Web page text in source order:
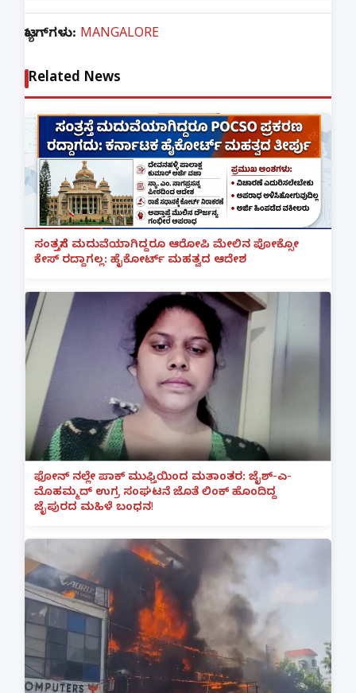
ಟ್ಯಾಗ್‌ಗಳು: MANGALORE
Related News
ಸಂತ್ರಸ್ತೆಗೆ ಮದುವೆಯಾಗಿದ್ದರೂ ಆರೋಪಿ ಮೇಲಿನ ಪೋಕ್ಸೋ
ಕೇಸ್ ರದ್ದಾಗಲ್ಲ: ಹೈಕೋರ್ಟ್ ಮಹತ್ವದ ಆದೇಶ
ಫೋನ್ ನಲ್ಲೇ ಪಾಕ್ ಮುಫ್ತಿಯಿಂದ ಮತಾಂತರ: ಜೈಶ್-ಎ-
ಮೊಹಮ್ಮದ್ ಉಗ್ರ ಸಂಘಟನೆ ಜೊತೆ ಲಿಂಕ್ ಹೊಂದಿದ್ದ
ಜೈಪುರದ ಮಹಿಳೆ ಬಂಧನ!